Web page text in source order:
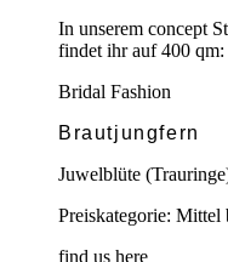
In unserem concept
findet ihr auf 400 qm:
Bridal Fashion
Brautjungfern
Juwelblüte
Preiskategorie: Mittel
find us here